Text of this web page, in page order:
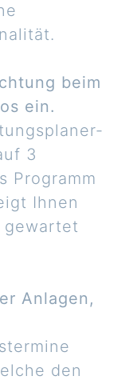
beim
ein.
3
Programm
Ihnen
gewartet
Anlagen,
den